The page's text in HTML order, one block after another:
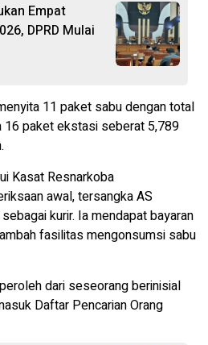
Empat
DPRD Mulai
11 paket sabu dengan total
paket ekstasi seberat 5,789
Kasat Resnarkoba
awal, tersangka AS
kurir. Ia mendapat bayaran
fasilitas mengonsumsi sabu
dari seseorang berinisial
Daftar Pencarian Orang